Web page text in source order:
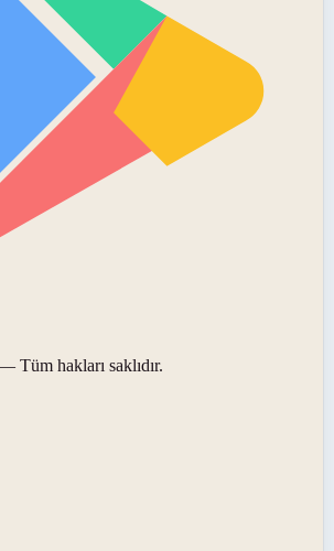
Tüm hakları saklıdır.